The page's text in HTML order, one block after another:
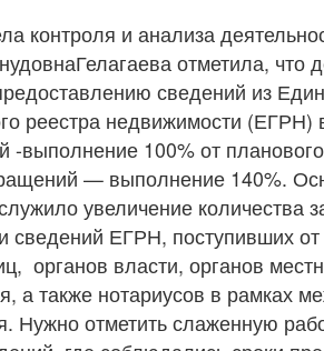
контроля и анализа
отметила, что
сведений из
реестра недвижимости
-выполнение 100% от
— выполнение 140%.
увеличение количества
сведений ЕГРН, поступивших
органов власти, органов
а также нотариусов в рамках
Нужно отметить слаженную